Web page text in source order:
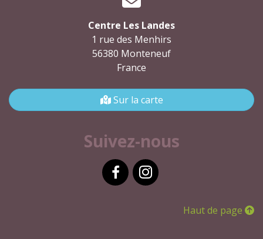
Centre Les Landes
1 rue des Menhirs
56380 Monteneuf
France
Sur la carte
Suivez-nous
Haut de page